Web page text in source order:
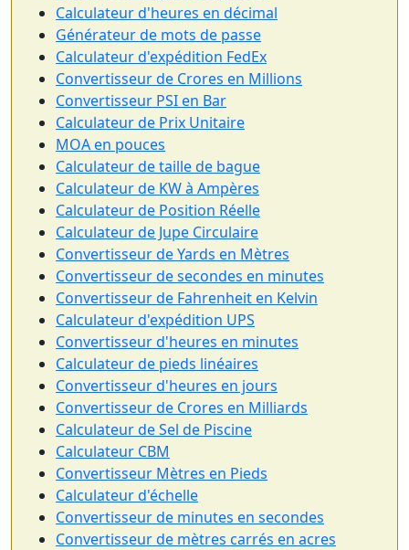
Calculateur d'heures en décimal
Générateur de mots de passe
Calculateur d'expédition FedEx
Convertisseur de Crores en Millions
Convertisseur PSI en Bar
Calculateur de Prix Unitaire
MOA en pouces
Calculateur de taille de bague
Calculateur de KW à Ampères
Calculateur de Position Réelle
Calculateur de Jupe Circulaire
Convertisseur de Yards en Mètres
Convertisseur de secondes en minutes
Convertisseur de Fahrenheit en Kelvin
Calculateur d'expédition UPS
Convertisseur d'heures en minutes
Calculateur de pieds linéaires
Convertisseur d'heures en jours
Convertisseur de Crores en Milliards
Calculateur de Sel de Piscine
Calculateur CBM
Convertisseur Mètres en Pieds
Calculateur d'échelle
Convertisseur de minutes en secondes
Convertisseur de mètres carrés en acres